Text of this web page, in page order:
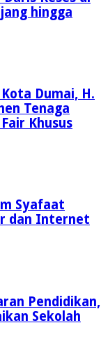
hingga
Dumai, H.
Tenaga
Khusus
Syafaat
dan Internet
Pendidikan,
Sekolah